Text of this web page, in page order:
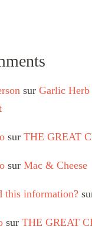
sur Garlic Herb
sur THE GREAT
sur Mac & Cheese
this information?
sur THE GREAT